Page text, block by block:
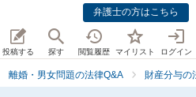
弁護士の方はこちら
投稿する 探す 閲覧履歴 マイリスト ログイン
離婚・男女問題の法律Q&A 財産分与の